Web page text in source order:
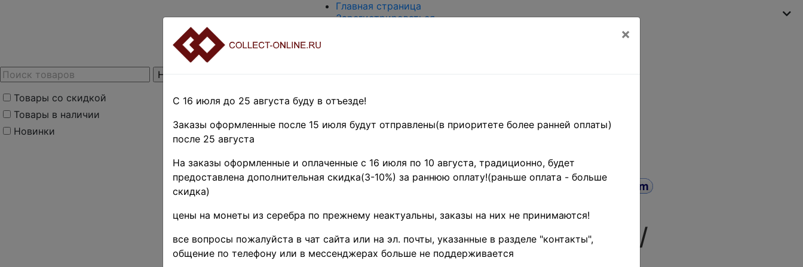
Товары со скидкой
Товары в наличии
Новинки
Главная страница
Зарегистрироваться
Оценка и покупка
Поиск по магазину
»
Филателия»
Российская
♦♦
РОССИЯ 2015г. СК# 1929 /
×
С 16 июля до 25 августа буду в отъезде!
Заказы оформленные после 15 июля будут отправлены(в приоритете более ранней оплаты)
после 25 августа
На заказы оформленные и оплаченные с 16 июля по 10 августа, традиционно, будет
предоставлена дополнительная скидка(3-10%) за раннюю оплату!(раньше оплата - больше
скидка)
цены на монеты из серебра по прежнему неактуальны, заказы на них не принимаются!
все вопросы пожалуйста в чат сайта или на эл. почты, указанные в разделе "контакты",
общение по телефону или в мессенджерах больше не поддерживается